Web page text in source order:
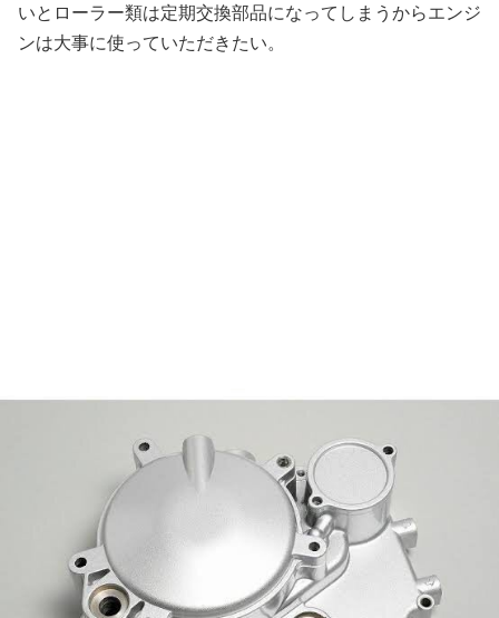
いとローラー類は定期交換部品になってしまうからエンジ
ンは大事に使っていただきたい。